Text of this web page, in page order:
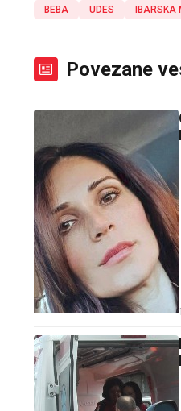
BEBA UDES
Povezane